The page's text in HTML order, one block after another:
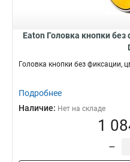
Eaton Головка кнопки
Головка кнопки без фиксации,
Подробнее
Наличие: Нет на складе
1
–